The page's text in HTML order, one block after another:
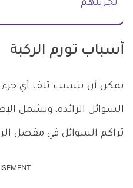
تجربتهم
أسباب تورم الركبة
يمكن أن يتسبب تلف أي جزء
السوائل الزائدة، وتشمل
تراكم السوائل في مفصل